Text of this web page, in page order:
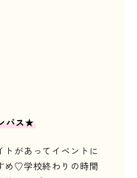
パス★
トがあってイベントに
め♡学校終わりの時間